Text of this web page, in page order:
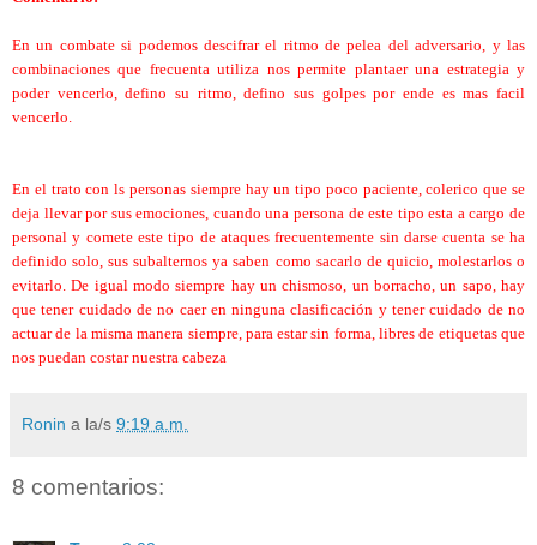
En un combate si podemos descifrar el ritmo de pelea del adversario, y las
combinaciones que frecuenta utiliza nos permite plantaer una estrategia y
poder vencerlo, defino su ritmo, defino sus golpes por ende es mas facil
vencerlo.
En el trato con ls personas siempre hay un tipo poco paciente, colerico que se
deja llevar por sus emociones, cuando una persona de este tipo esta a cargo de
personal y comete este tipo de ataques frecuentemente sin darse cuenta se ha
definido solo, sus subalternos ya saben como sacarlo de quicio, molestarlos o
evitarlo. De igual modo siempre hay un chismoso, un borracho, un sapo, hay
que tener cuidado de no caer en ninguna clasificación y tener cuidado de no
actuar de la misma manera siempre, para estar sin forma, libres de etiquetas que
nos puedan costar nuestra cabeza
Ronin a la/s 9:19 a.m.
8 comentarios: